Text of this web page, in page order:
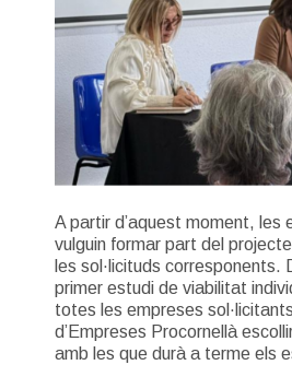
A partir d’aquest moment, les
vulguin formar part del
les sol·licituds corresponents.
primer estudi de viabilitat
totes les empreses
d’Empreses Procornellà
amb les que durà a terme els